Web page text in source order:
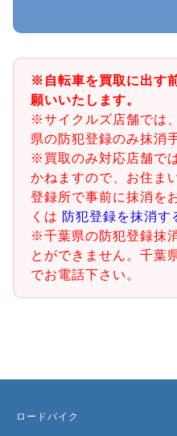
※自転車を買取に出す
願いいたします。
※サイクルズ店舗では
県の防犯登録のみ抹消
※買取のみ対応店舗で
かねますので、お住ま
登録所で事前に抹消を
くは 防犯登録を抹消す
※千葉県の防犯登録抹
とができません。千葉
でお電話下さい。
ロードバイク